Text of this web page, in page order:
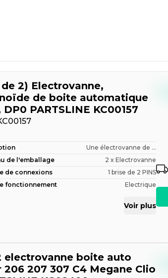
2) Electrovanne,
de boite automatique
DP0 PARTSLINE KC00157
Une électrovanne de ...
de l'emballage
2 x Electrovanne
de connexions
1 brise de 2 PINS
fonctionnement
Electrique
Voir plus
electrovanne boite auto
206 207 307 C4 Megane Clio